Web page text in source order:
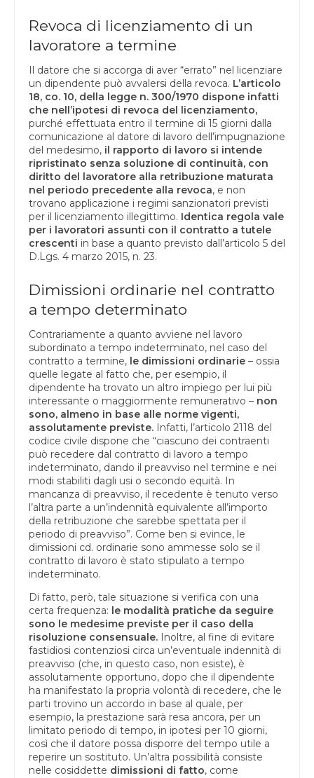
Revoca di licenziamento di un
lavoratore a termine
Il datore che si accorga di aver “errato” nel licenziare
un dipendente può avvalersi della revoca. L’articolo
18, co. 10, della legge n. 300/1970 dispone infatti
che nell’ipotesi di revoca del licenziamento,
purché effettuata entro il termine di 15 giorni dalla
comunicazione al datore di lavoro dell’impugnazione
del medesimo, il rapporto di lavoro si intende
ripristinato senza soluzione di continuità, con
diritto del lavoratore alla retribuzione maturata
nel periodo precedente alla revoca, e non
trovano applicazione i regimi sanzionatori previsti
per il licenziamento illegittimo. Identica regola vale
per i lavoratori assunti con il contratto a tutele
crescenti in base a quanto previsto dall’articolo 5 del
D.Lgs. 4 marzo 2015, n. 23.
Dimissioni ordinarie nel contratto
a tempo determinato
Contrariamente a quanto avviene nel lavoro
subordinato a tempo indeterminato, nel caso del
contratto a termine, le dimissioni ordinarie – ossia
quelle legate al fatto che, per esempio, il
dipendente ha trovato un altro impiego per lui più
interessante o maggiormente remunerativo – non
sono, almeno in base alle norme vigenti,
assolutamente previste. Infatti, l’articolo 2118 del
codice civile dispone che “ciascuno dei contraenti
può recedere dal contratto di lavoro a tempo
indeterminato, dando il preavviso nel termine e nei
modi stabiliti dagli usi o secondo equità. In
mancanza di preavviso, il recedente è tenuto verso
l’altra parte a un’indennità equivalente all’importo
della retribuzione che sarebbe spettata per il
periodo di preavviso”. Come ben si evince, le
dimissioni cd. ordinarie sono ammesse solo se il
contratto di lavoro è stato stipulato a tempo
indeterminato.
Di fatto, però, tale situazione si verifica con una
certa frequenza: le modalità pratiche da seguire
sono le medesime previste per il caso della
risoluzione consensuale. Inoltre, al fine di evitare
fastidiosi contenziosi circa un’eventuale indennità di
preavviso (che, in questo caso, non esiste), è
assolutamente opportuno, dopo che il dipendente
ha manifestato la propria volontà di recedere, che le
parti trovino un accordo in base al quale, per
esempio, la prestazione sarà resa ancora, per un
limitato periodo di tempo, in ipotesi per 10 giorni,
così che il datore possa disporre del tempo utile a
reperire un sostituto. Un’altra possibilità consiste
nelle cosiddette dimissioni di fatto, come